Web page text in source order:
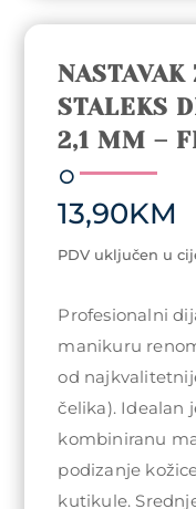
STALEKS
2,1 MM –
13,90KM
PDV uključen u
Profesionalni
manikuru
od
čelika). Idealan
kombiniranu
podizanje
kutikule.